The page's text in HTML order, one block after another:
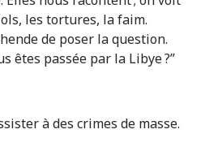
les tortures, la faim.
de poser la question.
êtes passée par la Libye ?”
à des crimes de masse.